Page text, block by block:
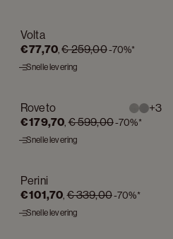
OP = OP
Volta
€ 77,70, € 259,00-70%*
Snelle levering
OP = OP
Roveto +3
€ 179,70, € 599,00-70%*
Snelle levering
OP = OP
Perini
€ 101,70, € 339,00-70%*
Snelle levering